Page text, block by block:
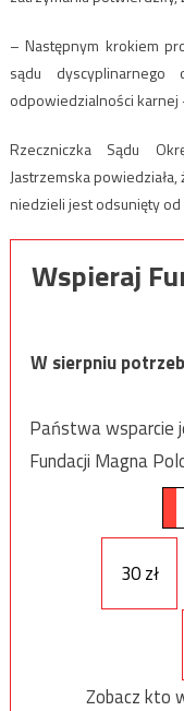
– Następnym krokiem
sądu
odpowiedzialności karnej
Rzeczniczka Sądu
Jastrzemska
niedzieli jest odsunięty
Wspieraj
W sierpniu
Państwa wsparcie
Fundacji Magna
30 zł
Zobacz kto